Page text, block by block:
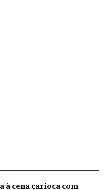
à cena carioca com